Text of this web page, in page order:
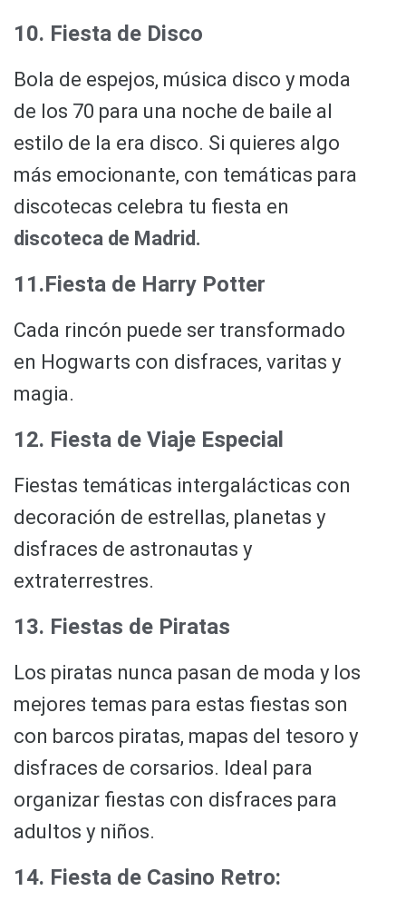
10. Fiesta de Disco
Bola de espejos, música disco y moda
de los 70 para una noche de baile al
estilo de la era disco. Si quieres algo
más emocionante, con temáticas para
discotecas celebra tu fiesta en
discoteca de Madrid.
11.Fiesta de Harry Potter
Cada rincón puede ser transformado
en Hogwarts con disfraces, varitas y
magia.
12. Fiesta de Viaje Especial
Fiestas temáticas intergalácticas con
decoración de estrellas, planetas y
disfraces de astronautas y
extraterrestres.
13. Fiestas de Piratas
Los piratas nunca pasan de moda y los
mejores temas para estas fiestas son
con barcos piratas, mapas del tesoro y
disfraces de corsarios. Ideal para
organizar fiestas con disfraces para
adultos y niños.
14. Fiesta de Casino Retro: